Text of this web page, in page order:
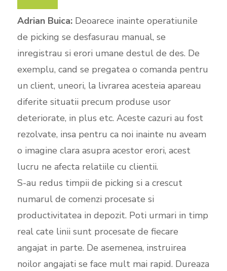
Adrian Buica: Deoarece inainte operatiunile
de picking se desfasurau manual, se
inregistrau si erori umane destul de des. De
exemplu, cand se pregatea o comanda pentru
un client, uneori, la livrarea acesteia apareau
diferite situatii precum produse usor
deteriorate, in plus etc. Aceste cazuri au fost
rezolvate, insa pentru ca noi inainte nu aveam
o imagine clara asupra acestor erori, acest
lucru ne afecta relatiile cu clientii.
S-au redus timpii de picking si a crescut
numarul de comenzi procesate si
productivitatea in depozit. Poti urmari in timp
real cate linii sunt procesate de fiecare
angajat in parte. De asemenea, instruirea
noilor angajati se face mult mai rapid. Dureaza